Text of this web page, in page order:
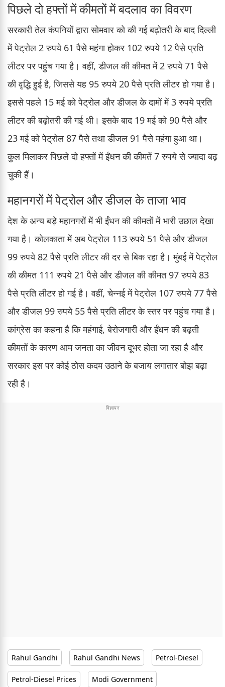
पिछले दो हफ्तों में कीमतों में बदलाव का विवरण
सरकारी तेल कंपनियों द्वारा सोमवार को की गई बढ़ोतरी के बाद दिल्ली
में पेट्रोल 2 रुपये 61 पैसे महंगा होकर 102 रुपये 12 पैसे प्रति
लीटर पर पहुंच गया है। वहीं, डीजल की कीमत में 2 रुपये 71 पैसे
की वृद्धि हुई है, जिससे यह 95 रुपये 20 पैसे प्रति लीटर हो गया है।
इससे पहले 15 मई को पेट्रोल और डीजल के दामों में 3 रुपये प्रति
लीटर की बढ़ोतरी की गई थी। इसके बाद 19 मई को 90 पैसे और
23 मई को पेट्रोल 87 पैसे तथा डीजल 91 पैसे महंगा हुआ था।
कुल मिलाकर पिछले दो हफ्तों में ईंधन की कीमतें 7 रुपये से ज्यादा बढ़
चुकी हैं।
महानगरों में पेट्रोल और डीजल के ताजा भाव
देश के अन्य बड़े महानगरों में भी ईंधन की कीमतों में भारी उछाल देखा
गया है। कोलकाता में अब पेट्रोल 113 रुपये 51 पैसे और डीजल
99 रुपये 82 पैसे प्रति लीटर की दर से बिक रहा है। मुंबई में पेट्रोल
की कीमत 111 रुपये 21 पैसे और डीजल की कीमत 97 रुपये 83
पैसे प्रति लीटर हो गई है। वहीं, चेन्नई में पेट्रोल 107 रुपये 77 पैसे
और डीजल 99 रुपये 55 पैसे प्रति लीटर के स्तर पर पहुंच गया है।
कांग्रेस का कहना है कि महंगाई, बेरोजगारी और ईंधन की बढ़ती
कीमतों के कारण आम जनता का जीवन दूभर होता जा रहा है और
सरकार इस पर कोई ठोस कदम उठाने के बजाय लगातार बोझ बढ़ा
रही है।
Rahul Gandhi Rahul Gandhi News Petrol-Diesel
Petrol-Diesel Prices Modi Government